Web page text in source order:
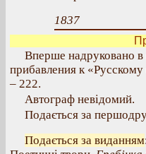
1837
Вперше надруковано в
прибавления к
– 222.
Автограф невідомий.
Подається за
Подається за виданням